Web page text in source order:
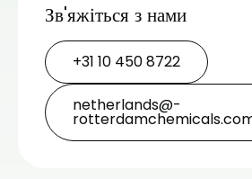
Зв'яжіться з нами
+31 10 450 8722
netherlands@­